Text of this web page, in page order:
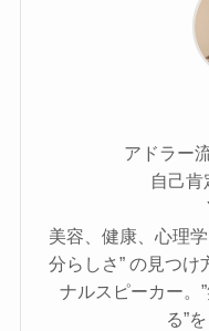
アドラー
自己肯
美容、健康、心理
分らしさ” の見つけ
ナルスピーカー。
る”